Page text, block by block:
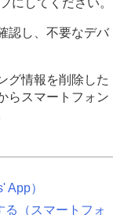
認し、不要なデバ
グ情報を削除した
らスマートフォン
App）
る（ スマートフォ